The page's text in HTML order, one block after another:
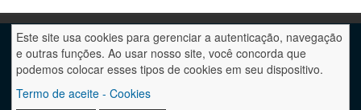
Este site usa cookies para gerenciar a autenticação, navegação
e outras funções. Ao usar nosso site, você concorda que
podemos colocar esses tipos de cookies em seu dispositivo.
Termo de aceite - Cookies